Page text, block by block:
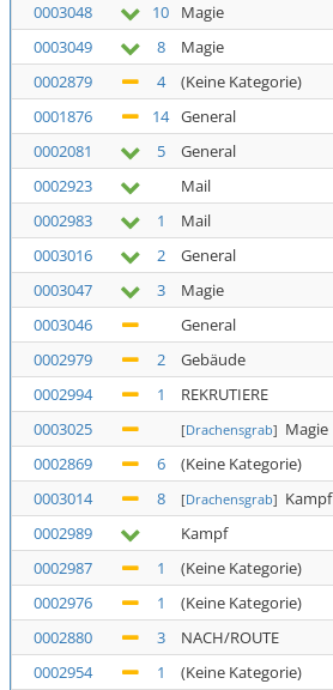
0003048
10 Magie
0003049
8 Magie
0002879
4 (Keine Kategorie)
0001876
14 General
0002081
5 General
0002923
Mail
0002983
1 Mail
0003016
2 General
0003047
3 Magie
0003046
General
0002979
2 Gebäude
0002994
1 REKRUTIERE
0003025
[Drachensgrab] Magie
0002869
6 (Keine Kategorie)
0003014
8 [Drachensgrab] Kampf
0002989
Kampf
0002987
1 (Keine Kategorie)
0002976
1 (Keine Kategorie)
0002880
3 NACH/ROUTE
0002954
1 (Keine Kategorie)